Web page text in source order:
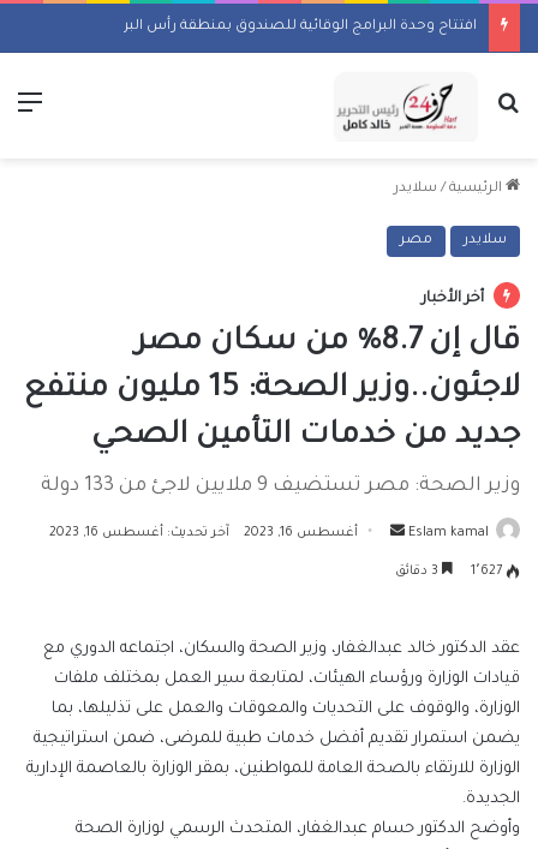
افتتاح وحدة البرامج الوقائية للصندوق بمنطقة رأس البر
بحث عن
الرئيسية / سلايدر
سلايدر مصر
أخر الأخبار
قال إن 8.7% من سكان مصر
لاجئون..وزير الصحة: 15 مليون منتفع
جديد من خدمات التأمين الصحي
وزير الصحة: مصر تستضيف 9 ملايين لاجئ من 133 دولة
Eslam kamal
أرسل أغسطس 16, 2023 آخر تحديث: أغسطس 16, 2023
1٬627
عقد الدكتور خالد عبدالغفار، وزير الصحة والسكان، اجتماعه الدوري مع
قيادات الوزارة ورؤساء الهيئات، لمتابعة سير العمل بمختلف ملفات
الوزارة، والوقوف على التحديات والمعوقات والعمل على تذليلها، بما
يضمن استمرار تقديم أفضل خدمات طبية للمرضى، ضمن استراتيجية
الوزارة للارتقاء بالصحة العامة للمواطنين، بمقر الوزارة بالعاصمة الإدارية
الجديدة.
وأوضح الدكتور حسام عبدالغفار، المتحدث الرسمي لوزارة الصحة